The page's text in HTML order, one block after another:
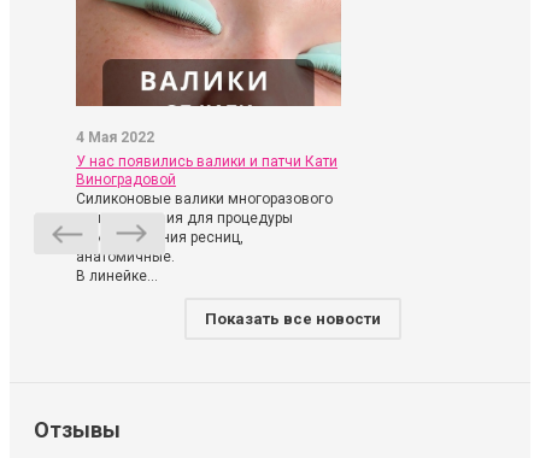
4 Мая 2022
У нас появились валики и патчи Кати
Виноградовой
Силиконовые валики многоразового
использования для процедуры
ламинирования ресниц,
анатомичные.
В линейке...
Показать все новости
Отзывы